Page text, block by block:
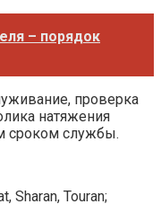
– порядок
проверка
натяжения
сроком службы.
Sharan, Touran;